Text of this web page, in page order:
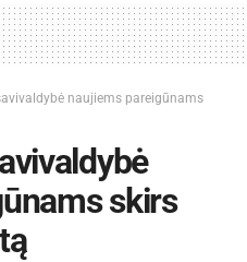
naujiems pareigūnams
skirs